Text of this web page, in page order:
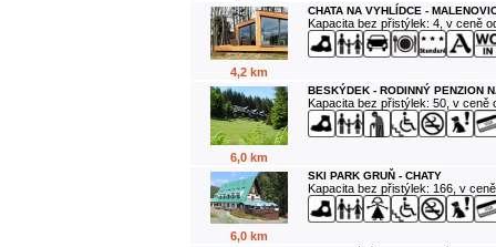
4,2 km
CHATA NA VYHLÍDCE -
Kapacita bez přistýlek: 4, v ceně
6,0 km
BESKÝDEK - RODINNÝ PENZION
Kapacita bez přistýlek: 50, v ceně
6,0 km
SKI PARK GRUŇ - CHATY
Kapacita bez přistýlek: 166, v